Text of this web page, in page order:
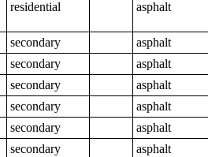
residential asphalt
secondary
asphalt
secondary
asphalt
secondary
asphalt
secondary
asphalt
secondary
asphalt
secondary
asphalt